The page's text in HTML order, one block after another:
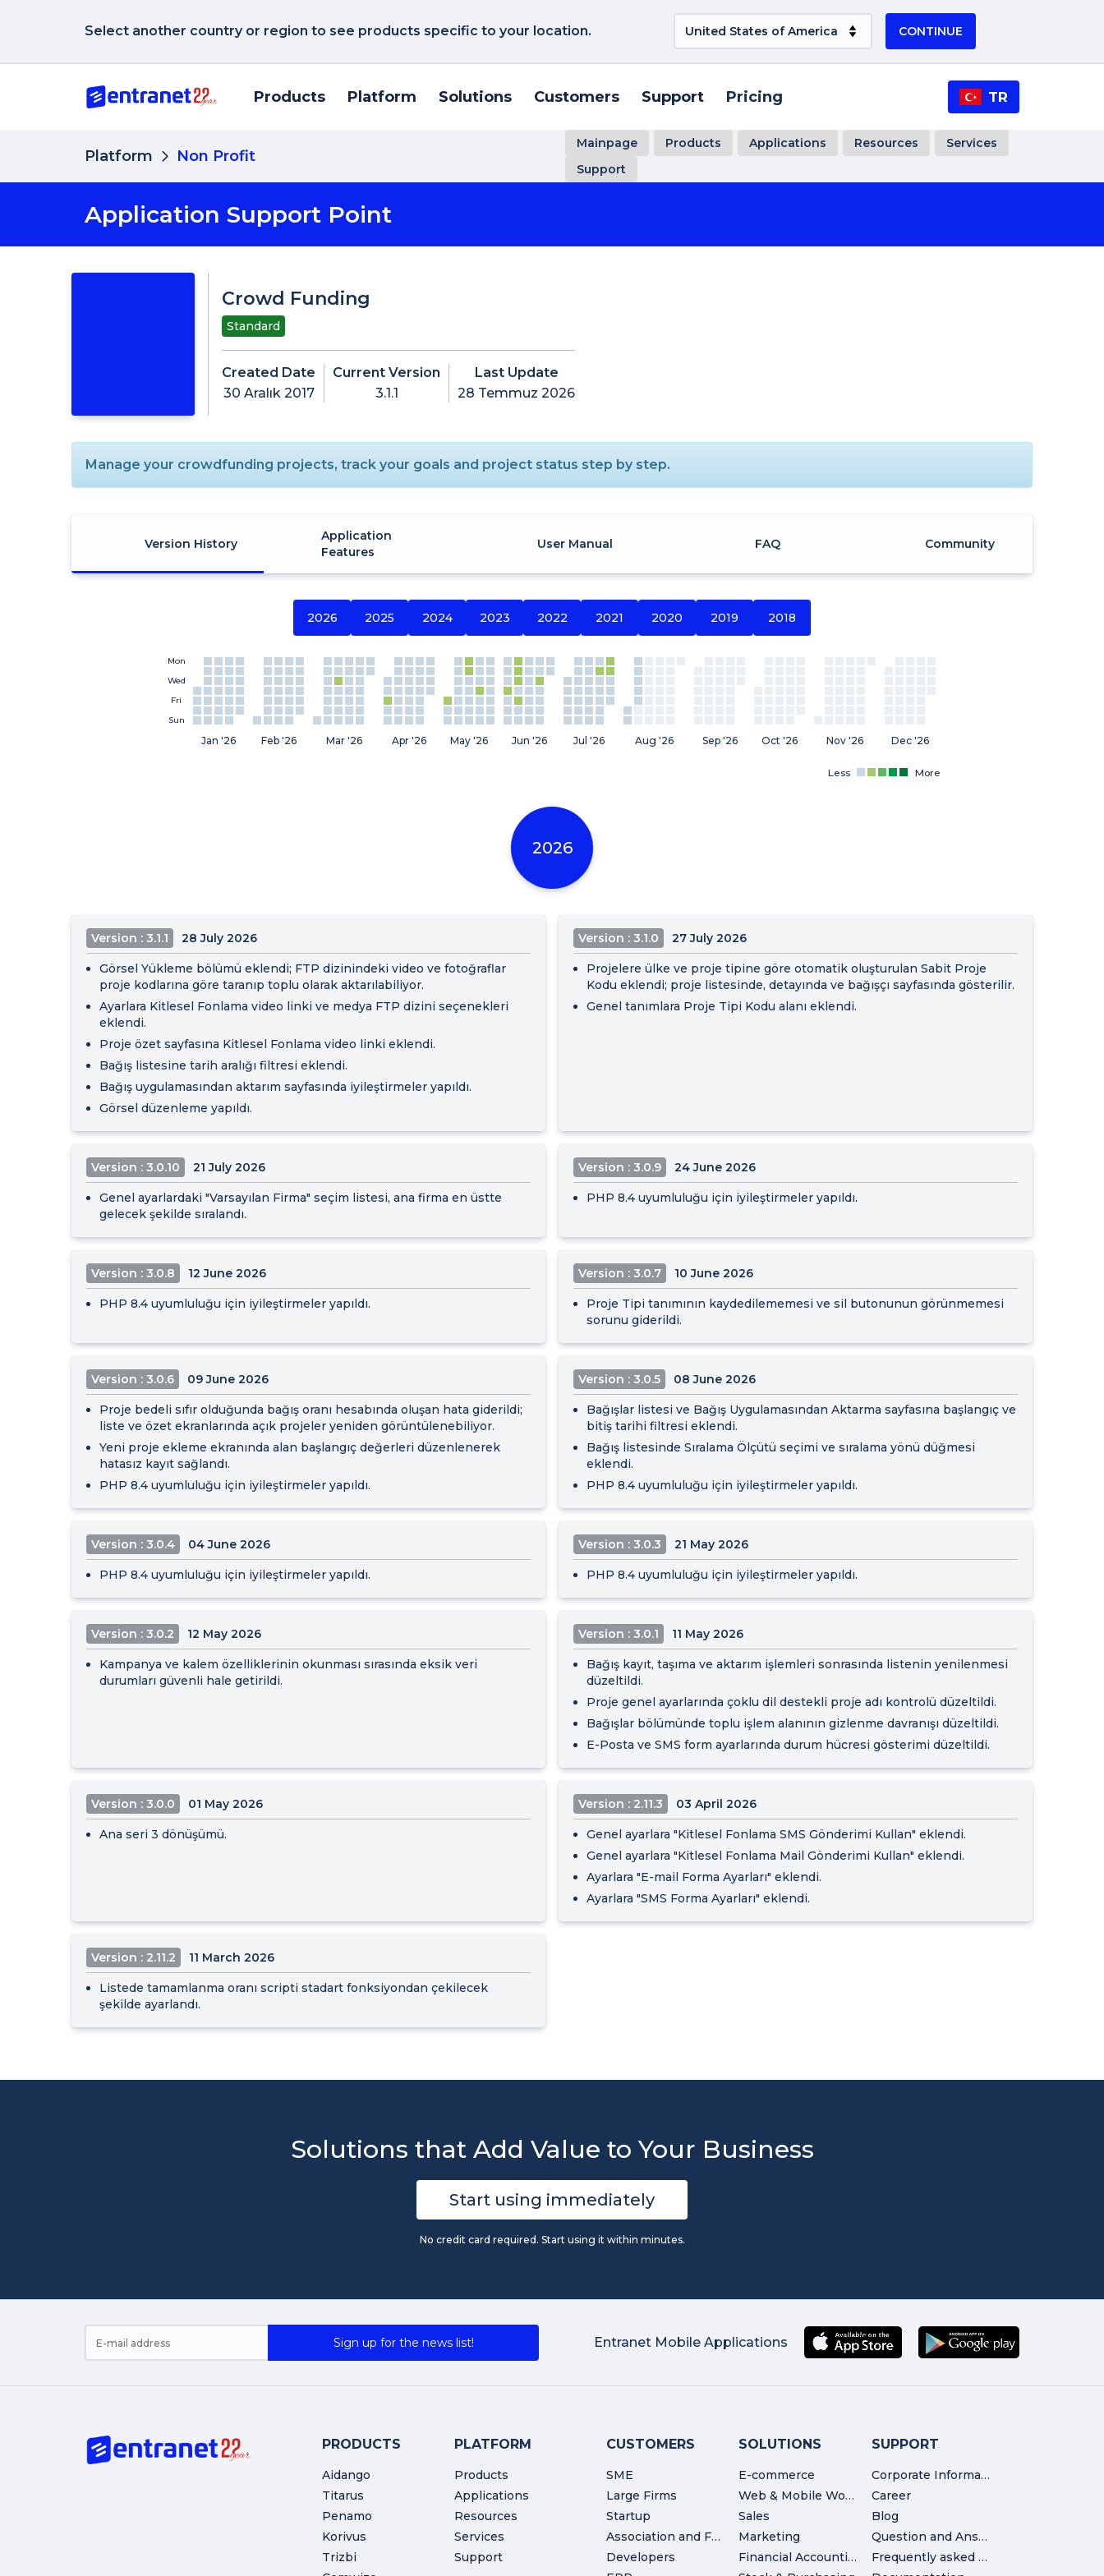
Select another country or region to see products specific to your location. CONTINUE
Products Platform Solutions Customers Support Pricing TR
Platform Non Profit
Mainpage Products Applications Resources
Services
Support
Application Support Point
Crowd Funding
Standard
Created Date
30 Aralık 2017
Current Version
3.1.1
Last Update
28 Temmuz 2026
Manage your crowdfunding projects, track your goals and project status step by step.
Version History
Application
Features
User Manual FAQ Community
2026 2025 2024 2023 2022 2021 2020 2019 2018
Mon
Wed
Fri
Sun
Jan '26 Feb '26 Mar '26 Apr '26 May '26 Jun '26 Jul '26 Aug '26 Sep '26 Oct '26 Nov '26 Dec '26
Less More
2026
Version : 3.1.1 28 July 2026
Görsel Yükleme bölümü eklendi; FTP dizinindeki video ve fotoğraflar
proje kodlarına göre taranıp toplu olarak aktarılabiliyor.
Ayarlara Kitlesel Fonlama video linki ve medya FTP dizini seçenekleri
eklendi.
Proje özet sayfasına Kitlesel Fonlama video linki eklendi.
Bağış listesine tarih aralığı filtresi eklendi.
Bağış uygulamasından aktarım sayfasında iyileştirmeler yapıldı.
Görsel düzenleme yapıldı.
Version : 3.1.0 27 July 2026
Projelere ülke ve proje tipine göre otomatik oluşturulan Sabit Proje
Kodu eklendi; proje listesinde, detayında ve bağışçı sayfasında gösterilir.
Genel tanımlara Proje Tipi Kodu alanı eklendi.
Version : 3.0.10 21 July 2026
Genel ayarlardaki "Varsayılan Firma" seçim listesi, ana firma en üstte
gelecek şekilde sıralandı.
Version : 3.0.9 24 June 2026
PHP 8.4 uyumluluğu için iyileştirmeler yapıldı.
Version : 3.0.8 12 June 2026
PHP 8.4 uyumluluğu için iyileştirmeler yapıldı.
Version : 3.0.7 10 June 2026
Proje Tipi tanımının kaydedilememesi ve sil butonunun görünmemesi
sorunu giderildi.
Version : 3.0.6 09 June 2026
Proje bedeli sıfır olduğunda bağış oranı hesabında oluşan hata giderildi;
liste ve özet ekranlarında açık projeler yeniden görüntülenebiliyor.
Yeni proje ekleme ekranında alan başlangıç değerleri düzenlenerek
hatasız kayıt sağlandı.
PHP 8.4 uyumluluğu için iyileştirmeler yapıldı.
Version : 3.0.5 08 June 2026
Bağışlar listesi ve Bağış Uygulamasından Aktarma sayfasına başlangıç ve
bitiş tarihi filtresi eklendi.
Bağış listesinde Sıralama Ölçütü seçimi ve sıralama yönü düğmesi
eklendi.
PHP 8.4 uyumluluğu için iyileştirmeler yapıldı.
Version : 3.0.4 04 June 2026
PHP 8.4 uyumluluğu için iyileştirmeler yapıldı.
Version : 3.0.3 21 May 2026
PHP 8.4 uyumluluğu için iyileştirmeler yapıldı.
Version : 3.0.2 12 May 2026
Kampanya ve kalem özelliklerinin okunması sırasında eksik veri
durumları güvenli hale getirildi.
Version : 3.0.1 11 May 2026
Bağış kayıt, taşıma ve aktarım işlemleri sonrasında listenin yenilenmesi
düzeltildi.
Proje genel ayarlarında çoklu dil destekli proje adı kontrolü düzeltildi.
Bağışlar bölümünde toplu işlem alanının gizlenme davranışı düzeltildi.
E-Posta ve SMS form ayarlarında durum hücresi gösterimi düzeltildi.
Version : 3.0.0 01 May 2026
Ana seri 3 dönüşümü.
Version : 2.11.3 03 April 2026
Genel ayarlara "Kitlesel Fonlama SMS Gönderimi Kullan" eklendi.
Genel ayarlara "Kitlesel Fonlama Mail Gönderimi Kullan" eklendi.
Ayarlara "E-mail Forma Ayarları" eklendi.
Ayarlara "SMS Forma Ayarları" eklendi.
Version : 2.11.2 11 March 2026
Listede tamamlanma oranı scripti stadart fonksiyondan çekilecek
şekilde ayarlandı.
Solutions that Add Value to Your Business
Start using immediately
No credit card required. Start using it within minutes.
Sign up for the news list! Entranet Mobile Applications
PRODUCTS
Aidango
Titarus
Penamo
Korivus
Trizbi
PLATFORM
Products
Applications
Resources
Services
Support
CUSTOMERS
SME
Large Firms
Startup
Association and Foundation
Developers
SOLUTIONS
E-commerce
Web & Mobile Workshop
Sales
Marketing
Financial Accounting
SUPPORT
Corporate Information
Career
Blog
Question and Answer
Frequently asked Questions